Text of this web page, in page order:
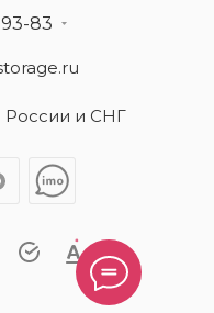
83
России и СНГ